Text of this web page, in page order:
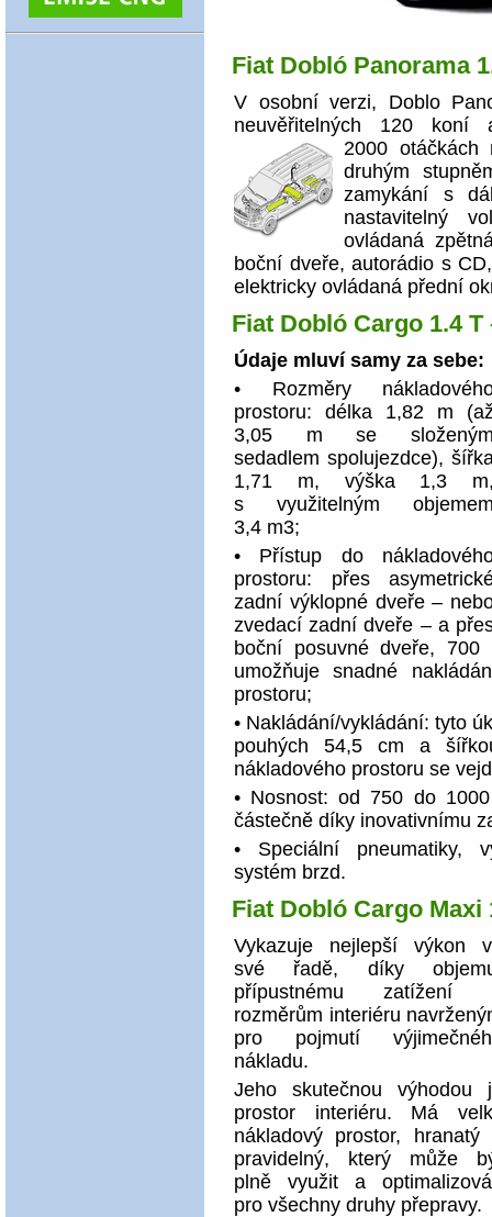
Fiat Dobló Panorama
V osobní verzi, Doblo
neuvěřitelných 120
2000
druhým
zamykání s
nastavitelný
ovládaná
boční dveře, autorádio s
elektricky ovládaná přední
Fiat Dobló Cargo 1.4
Údaje mluví samy za sebe:
• Rozměry
prostoru: délka 1,82 m
3,05 m se
sedadlem spolujezdce),
1,71 m, výška 1,3
s využitelným
3,4 m3;
• Přístup do
prostoru: přes
zadní výklopné dveře –
zvedací zadní dveře – a
boční posuvné dveře,
umožňuje snadné
prostoru;
• Nakládání/vyklá­dání: tyto
pouhých 54,5 cm a
nákladového prostoru se
• Nosnost: od 750 do
částečně díky inovativnímu
• Speciální pneumatiky,
systém brzd.
Fiat Dobló Cargo Maxi
Vykazuje nejlepší výkon
své řadě, díky
přípustnému zatížení
rozměrům interiéru
pro pojmutí
nákladu.
Jeho skutečnou výhodou
prostor interiéru. Má
nákladový prostor, hranatý
pravidelný, který může
plně využit a
pro všechny druhy přepravy.